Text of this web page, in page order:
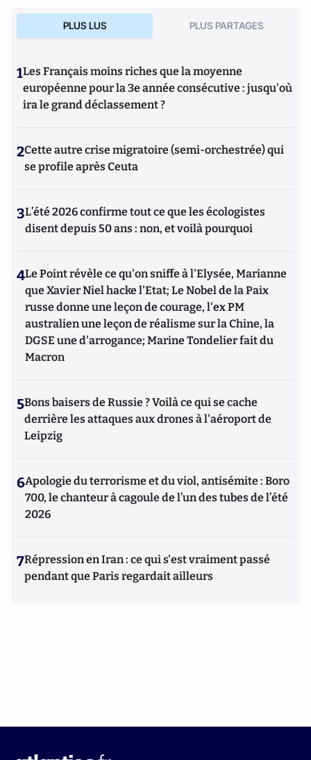
PLUS LUS PLUS PARTAGES
1Les Français moins riches que la moyenne
européenne pour la 3e année consécutive : jusqu'où
ira le grand déclassement ?
2Cette autre crise migratoire (semi-orchestrée) qui
se profile après Ceuta
3L’été 2026 confirme tout ce que les écologistes
disent depuis 50 ans : non, et voilà pourquoi
4Le Point révèle ce qu'on sniffe à l'Elysée, Marianne
que Xavier Niel hacke l'Etat; Le Nobel de la Paix
russe donne une leçon de courage, l'ex PM
australien une leçon de réalisme sur la Chine, la
DGSE une d'arrogance; Marine Tondelier fait du
Macron
5Bons baisers de Russie ? Voilà ce qui se cache
derrière les attaques aux drones à l'aéroport de
Leipzig
6Apologie du terrorisme et du viol, antisémite : Boro
700, le chanteur à cagoule de l’un des tubes de l’été
2026
7Répression en Iran : ce qui s'est vraiment passé
pendant que Paris regardait ailleurs